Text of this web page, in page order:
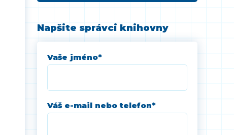
Napšite správci knihovny
Vaše jméno*
Váš e-mail nebo telefon*